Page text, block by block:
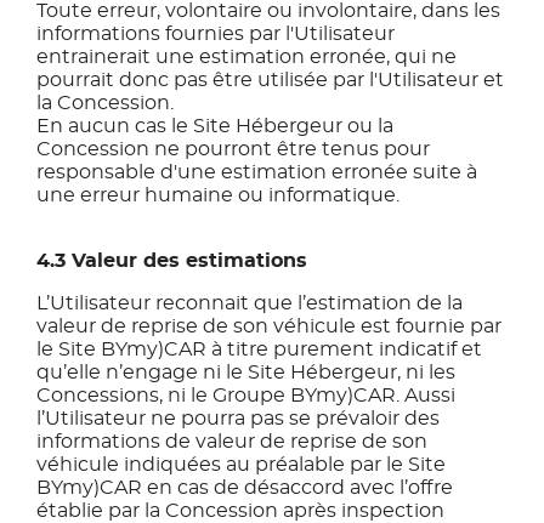
Toute erreur, volontaire ou involontaire, dans les
informations fournies par l'Utilisateur
entrainerait une estimation erronée, qui ne
pourrait donc pas être utilisée par l'Utilisateur et
la Concession.
En aucun cas le Site Hébergeur ou la
Concession ne pourront être tenus pour
responsable d'une estimation erronée suite à
une erreur humaine ou informatique.
4.3 Valeur des estimations
L’Utilisateur reconnait que l’estimation de la
valeur de reprise de son véhicule est fournie par
le Site BYmy)CAR à titre purement indicatif et
qu’elle n’engage ni le Site Hébergeur, ni les
Concessions, ni le Groupe BYmy)CAR. Aussi
l’Utilisateur ne pourra pas se prévaloir des
informations de valeur de reprise de son
véhicule indiquées au préalable par le Site
BYmy)CAR en cas de désaccord avec l’offre
établie par la Concession après inspection